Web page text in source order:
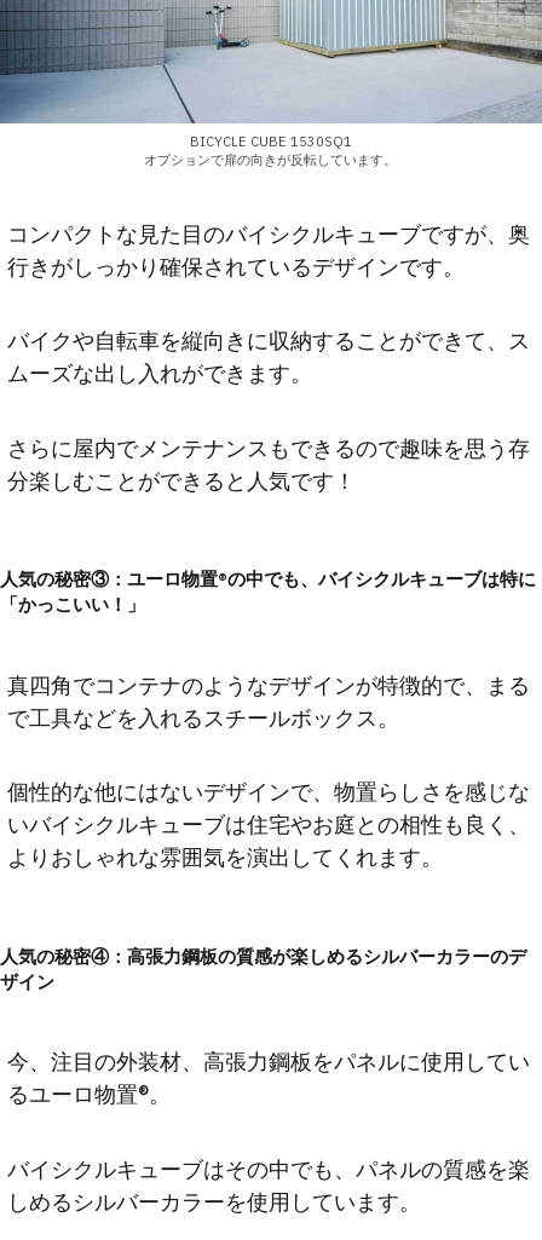
BICYCLE CUBE 1530SQ1
オプションで扉の向きが反転しています。
コンパクトな見た目のバイシクルキューブですが、奥
行きがしっかり確保されているデザインです。
バイクや自転車を縦向きに収納することができて、ス
ムーズな出し入れができます。
さらに屋内でメンテナンスもできるので趣味を思う存
分楽しむことができると人気です！
人気の秘密③：ユーロ物置®の中でも、バイシクルキューブは特に
「かっこいい！」
真四角でコンテナのようなデザインが特徴的で、まる
で工具などを入れるスチールボックス。
個性的な他にはないデザインで、物置らしさを感じな
いバイシクルキューブは住宅やお庭との相性も良く、
よりおしゃれな雰囲気を演出してくれます。
人気の秘密④：高張力鋼板の質感が楽しめるシルバーカラーのデ
ザイン
今、注目の外装材、高張力鋼板をパネルに使用してい
るユーロ物置®。
バイシクルキューブはその中でも、パネルの質感を楽
しめるシルバーカラーを使用しています。